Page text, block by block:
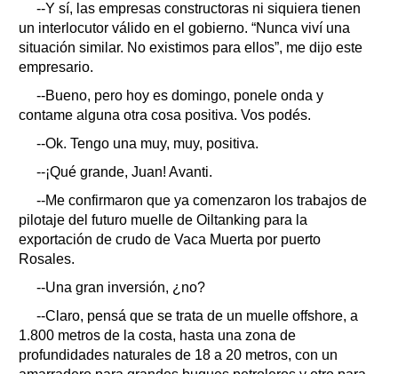
--Y sí, las empresas constructoras ni siquiera tienen
un interlocutor válido en el gobierno. “Nunca viví una
situación similar. No existimos para ellos”, me dijo este
empresario.
--Bueno, pero hoy es domingo, ponele onda y
contame alguna otra cosa positiva. Vos podés.
--Ok. Tengo una muy, muy, positiva.
--¡Qué grande, Juan! Avanti.
--Me confirmaron que ya comenzaron los trabajos de
pilotaje del futuro muelle de Oiltanking para la
exportación de crudo de Vaca Muerta por puerto
Rosales.
--Una gran inversión, ¿no?
--Claro, pensá que se trata de un muelle offshore, a
1.800 metros de la costa, hasta una zona de
profundidades naturales de 18 a 20 metros, con un